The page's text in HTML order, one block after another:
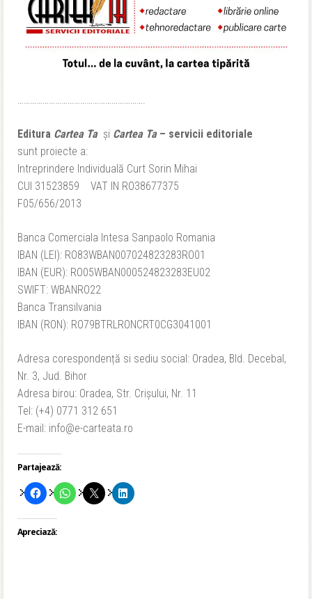
Editura Cartea Tași Cartea Ta– servicii editoriale
sunt proiecte a:
Intreprindere Individuală Curt Sorin Mihai
CUI 31523859 VAT IN RO38677375
F05/656/2013
Banca Comerciala Intesa Sanpaolo Romania
IBAN (LEI): RO83WBAN007024823283RO01
IBAN (EUR): RO05WBAN000524823283EU02
SWIFT: WBANRO22
Banca Transilvania
IBAN (RON): RO79BTRLRONCRT0CG3041001
Adresa corespondență si sediu social: Oradea, Bld. Decebal,
Nr. 3, Jud. Bihor
Adresa birou: Oradea, Str. Crișului, Nr. 11
Tel: (+4) 0771 312 651
E-mail: info@e-carteata.ro
Partajează:
Apreciază: